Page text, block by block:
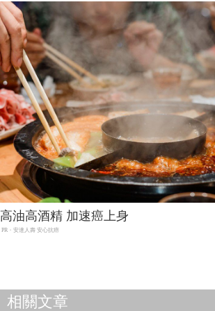
高油高酒精 加速癌上身
PR・安達人壽 安心抗癌
相關文章